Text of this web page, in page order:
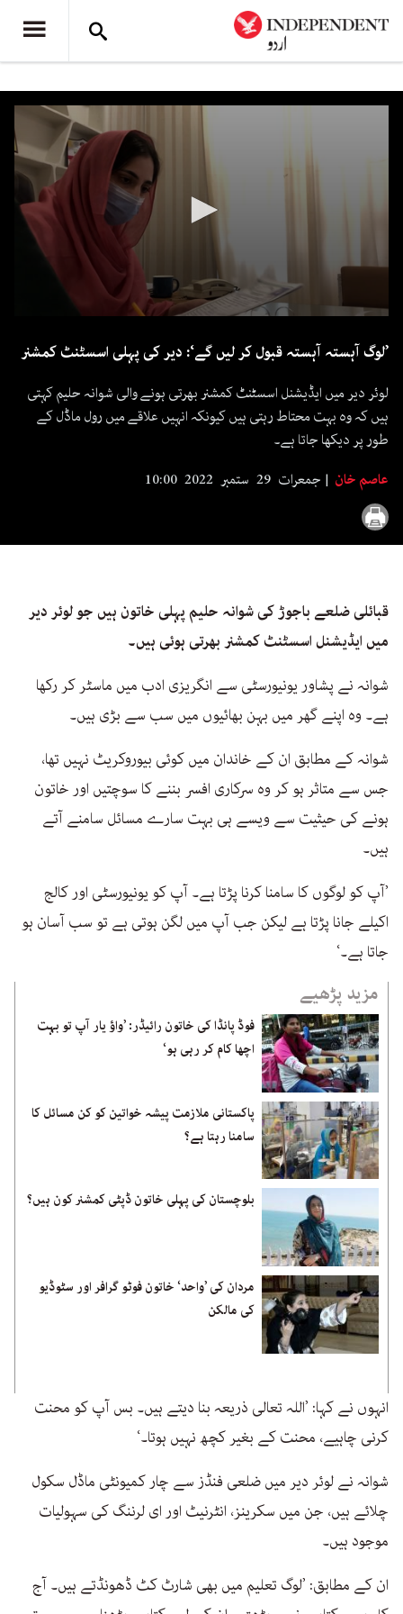
of
19
seconds
’لوگ آہستہ آہستہ قبول کر لیں گے‘: دیر کی پہلی اسسٹنٹ کمشنر
لوئر دیر میں ایڈیشنل اسسٹنٹ کمشنر بھرتی ہونے والی شوانہ حلیم کہتی
ہیں کہ وہ بہت محتاط رہتی ہیں کیونکہ انہیں علاقے میں رول ماڈل کے
طور پر دیکھا جاتا ہے۔
عاصم خان
جمعرات 29 ستمبر 2022 10:00
قبائلی ضلعے باجوڑ کی شوانہ حلیم پہلی خاتون ہیں جو لوئر دیر
میں ایڈیشنل اسسٹنٹ کمشنر بھرتی ہوئی ہیں۔
شوانہ نے پشاور یونیورسٹی سے انگریزی ادب میں ماسٹر کر رکھا
ہے۔ وہ اپنے گھر میں بہن بھائیوں میں سب سے بڑی ہیں۔
شوانہ کے مطابق ان کے خاندان میں کوئی بیوروکریٹ نہیں تھا،
جس سے متاثر ہو کر وہ سرکاری افسر بننے کا سوچتیں اور خاتون
ہونے کی حیثیت سے ویسے ہی بہت سارے مسائل سامنے آتے
ہیں۔
’آپ کو لوگوں کا سامنا کرنا پڑتا ہے۔ آپ کو یونیورسٹی اور کالج
اکیلے جانا پڑتا ہے لیکن جب آپ میں لگن ہوتی ہے تو سب آسان ہو
جاتا ہے۔‘
مزید پڑھیے
فوڈ پانڈا کی خاتون رائیڈر: ’واؤ یار آپ تو بہت
اچھا کام کر رہی ہو‘
پاکستانی ملازمت پیشہ خواتین کو کن مسائل کا
سامنا رہتا ہے؟
بلوچستان کی پہلی خاتون ڈپٹی کمشنر کون ہیں؟
مردان کی ’واحد‘ خاتون فوٹو گرافر اور سٹوڈیو
کی مالکن
انہوں نے کہا: ’اللہ تعالی ذریعہ بنا دیتے ہیں۔ بس آپ کو محنت
کرنی چاہیے، محنت کے بغیر کچھ نہیں ہوتا۔‘
شوانہ نے لوئر دیر میں ضلعی فنڈز سے چار کمیونٹی ماڈل سکول
چلائے ہیں، جن میں سکرینز، انٹرنیٹ اور ای لرننگ کی سہولیات
موجود ہیں۔
ان کے مطابق: ’لوگ تعلیم میں بھی شارٹ کٹ ڈھونڈتے ہیں۔ آج